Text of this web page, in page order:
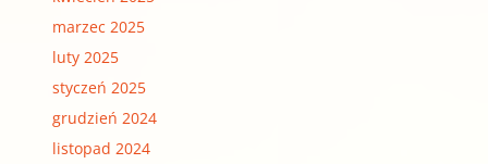
marzec 2025
luty 2025
styczeń 2025
grudzień 2024
listopad 2024